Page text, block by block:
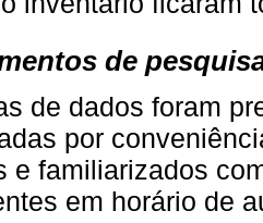
de
de dados foram
por
e familiarizados
em horário de